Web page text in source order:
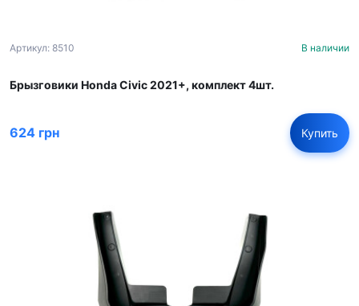
Артикул: 8510 В наличии
Брызговики Honda Civic 2021+, комплект 4шт.
624 грн Купить